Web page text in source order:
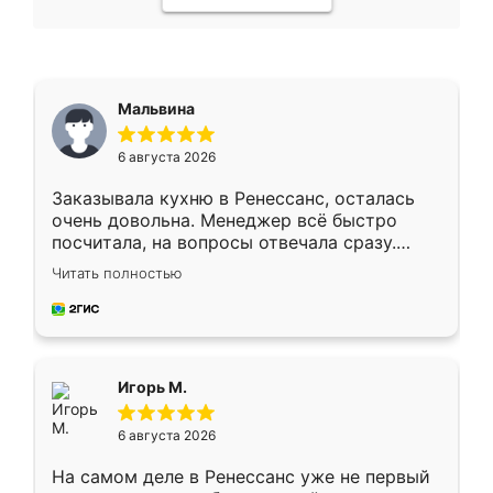
Мальвина
6 августа 2026
Заказывала кухню в Ренессанс, осталась
очень довольна. Менеджер всё быстро
посчитала, на вопросы отвечала сразу.
Замерщик приехал в субботу, подошёл к
делу со всей ответственностью. Собрали
за день, ребята работали аккуратно, даже
Читать полностью
Игорь М.
6 августа 2026
На самом деле в Ренессанс уже не первый